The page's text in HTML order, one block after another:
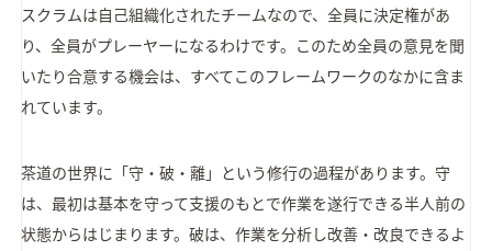
スクラムは自己組織化されたチームなので、全員に決定権があ
り、全員がプレーヤーになるわけです。このため全員の意見を聞
いたり合意する機会は、すべてこのフレームワークのなかに含ま
れています。
茶道の世界に「守・破・離」という修行の過程があります。守
は、最初は基本を守って支援のもとで作業を遂行できる半人前の
状態からはじまります。破は、作業を分析し改善・改良できるよ